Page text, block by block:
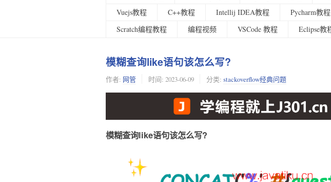
Vuejs教程
C++教程 Intellij IDEA教程 Pycharm教程
Scratch编程教程
编程视频 VSCode 教程 Eclipse教
模糊查询like语句该怎么写?
作者: 网管 时间: 2023-06-09 分类: stackoverflow经典问题
模糊查询like语句该怎么写?